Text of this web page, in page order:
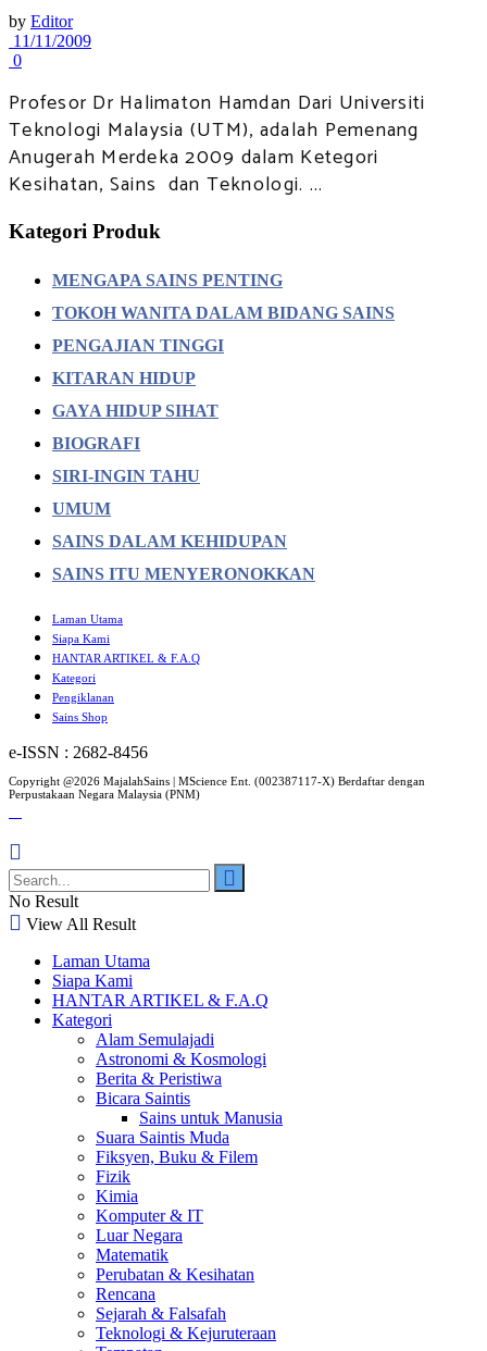
by Editor
11/11/2009
0
Profesor Dr Halimaton Hamdan Dari Universiti
Teknologi Malaysia (UTM), adalah Pemenang
Anugerah Merdeka 2009 dalam Ketegori
Kesihatan, Sains dan Teknologi. ...
Kategori Produk
MENGAPA SAINS PENTING
TOKOH WANITA DALAM BIDANG SAINS
PENGAJIAN TINGGI
KITARAN HIDUP
GAYA HIDUP SIHAT
BIOGRAFI
SIRI-INGIN TAHU
UMUM
SAINS DALAM KEHIDUPAN
SAINS ITU MENYERONOKKAN
Laman Utama
Siapa Kami
HANTAR ARTIKEL & F.A.Q
Kategori
Pengiklanan
Sains Shop
e-ISSN : 2682-8456
Copyright @2026 MajalahSains | MScience Ent. (002387117-X) Berdaftar dengan
Perpustakaan Negara Malaysia (PNM)
No Result
View All Result
Laman Utama
Siapa Kami
HANTAR ARTIKEL & F.A.Q
Kategori
Alam Semulajadi
Astronomi & Kosmologi
Berita & Peristiwa
Bicara Saintis
Sains untuk Manusia
Suara Saintis Muda
Fiksyen, Buku & Filem
Fizik
Kimia
Komputer & IT
Luar Negara
Matematik
Perubatan & Kesihatan
Rencana
Sejarah & Falsafah
Teknologi & Kejuruteraan